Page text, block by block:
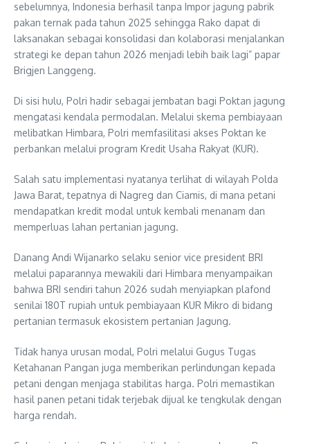
sebelumnya, Indonesia berhasil tanpa Impor jagung pabrik
pakan ternak pada tahun 2025 sehingga Rako dapat di
laksanakan sebagai konsolidasi dan kolaborasi menjalankan
strategi ke depan tahun 2026 menjadi lebih baik lagi” papar
Brigjen Langgeng.
Di sisi hulu, Polri hadir sebagai jembatan bagi Poktan jagung
mengatasi kendala permodalan. Melalui skema pembiayaan
melibatkan Himbara, Polri memfasilitasi akses Poktan ke
perbankan melalui program Kredit Usaha Rakyat (KUR).
Salah satu implementasi nyatanya terlihat di wilayah Polda
Jawa Barat, tepatnya di Nagreg dan Ciamis, di mana petani
mendapatkan kredit modal untuk kembali menanam dan
memperluas lahan pertanian jagung.
Danang Andi Wijanarko selaku senior vice president BRI
melalui paparannya mewakili dari Himbara menyampaikan
bahwa BRI sendiri tahun 2026 sudah menyiapkan plafond
senilai 180T rupiah untuk pembiayaan KUR Mikro di bidang
pertanian termasuk ekosistem pertanian Jagung.
Tidak hanya urusan modal, Polri melalui Gugus Tugas
Ketahanan Pangan juga memberikan perlindungan kepada
petani dengan menjaga stabilitas harga. Polri memastikan
hasil panen petani tidak terjebak dijual ke tengkulak dengan
harga rendah.